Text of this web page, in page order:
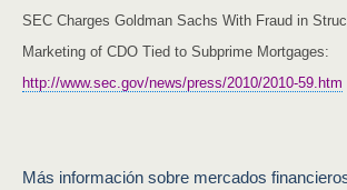
SEC Charges Goldman Sachs With Fraud in
Marketing of CDO Tied to Subprime Mortgages:
http://www.sec.gov/news/press/2010/2010-59.htm
Más información sobre mercados